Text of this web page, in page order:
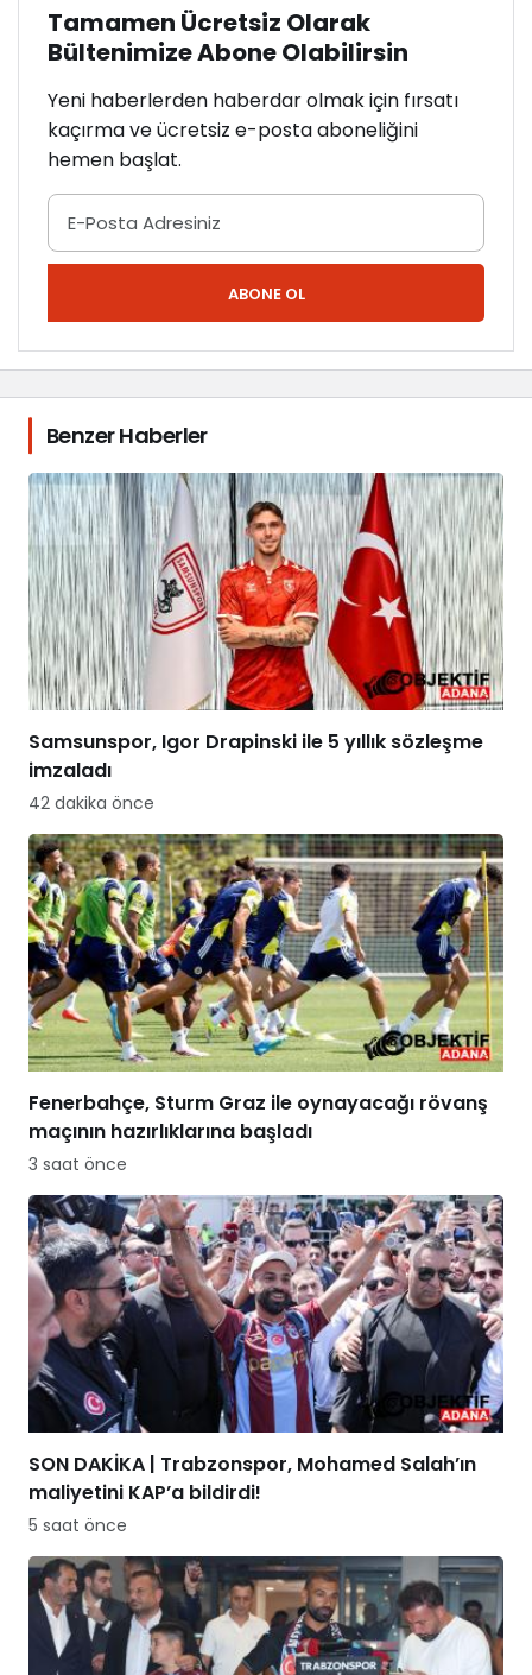
Tamamen Ücretsiz Olarak
Bültenimize Abone Olabilirsin
Yeni haberlerden haberdar olmak için fırsatı
kaçırma ve ücretsiz e-posta aboneliğini
hemen başlat.
ABONE OL
Benzer Haberler
Samsunspor, Igor Drapinski ile 5 yıllık sözleşme
imzaladı
42 dakika önce
Fenerbahçe, Sturm Graz ile oynayacağı rövanş
maçının hazırlıklarına başladı
3 saat önce
SON DAKİKA | Trabzonspor, Mohamed Salah’ın
maliyetini KAP’a bildirdi!
5 saat önce